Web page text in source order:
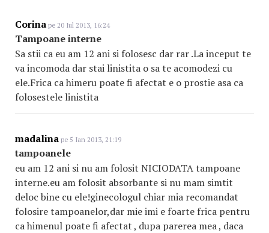
Corina pe 20 Iul 2013, 16:24
Tampoane interne
Sa stii ca eu am 12 ani si folosesc dar rar .La inceput te
va incomoda dar stai linistita o sa te acomodezi cu
ele.Frica ca himeru poate fi afectat e o prostie asa ca
folosestele linistita
madalina pe 5 Ian 2013, 21:19
tampoanele
eu am 12 ani si nu am folosit NICIODATA tampoane
interne.eu am folosit absorbante si nu mam simtit
deloc bine cu ele!ginecologul chiar mia recomandat
folosire tampoanelor,dar mie imi e foarte frica pentru
ca himenul poate fi afectat , dupa parerea mea , daca